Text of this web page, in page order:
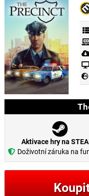
Aktivace hry na
Doživotní záruka na